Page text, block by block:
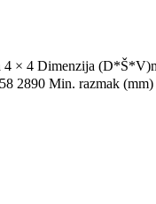
× 4 Dimenzija
2890 Min. razmak